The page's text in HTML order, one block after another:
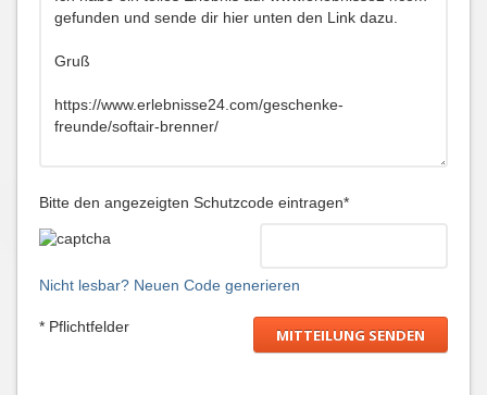
Bitte den angezeigten Schutzcode eintragen*
Nicht lesbar? Neuen Code generieren
* Pflichtfelder